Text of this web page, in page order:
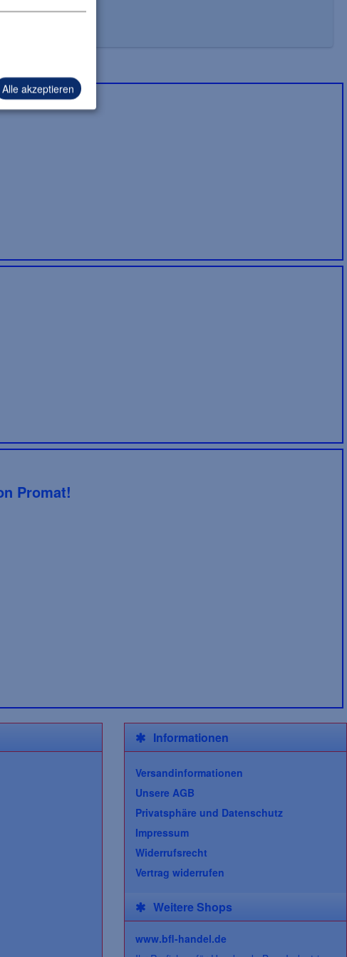
Alle akzeptieren
Promat!
Informationen
Versandinformationen
Unsere AGB
Privatsphäre und Datenschutz
Impressum
Widerrufsrecht
Vertrag widerrufen
Weitere Shops
www.bfl-handel.de